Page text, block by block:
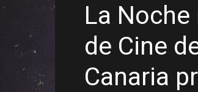
La Noche
de Cine
Canaria